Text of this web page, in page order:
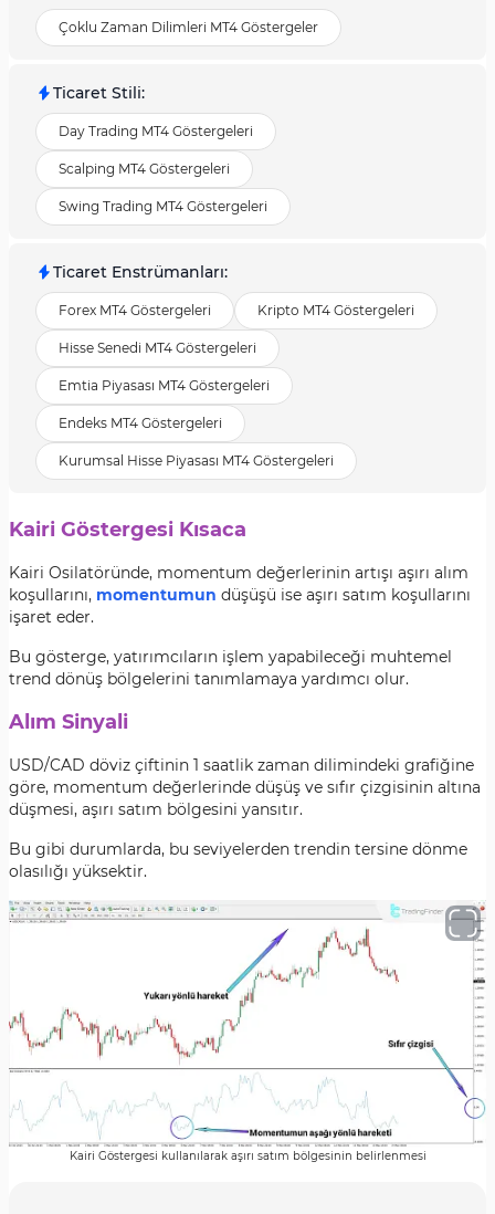
Çoklu Zaman Dilimleri MT4 Göstergeler
Ticaret Stili:
Day Trading MT4 Göstergeleri
Scalping MT4 Göstergeleri
Swing Trading MT4 Göstergeleri
Ticaret Enstrümanları:
Forex MT4 Göstergeleri Kripto MT4 Göstergeleri
Hisse Senedi MT4 Göstergeleri
Emtia Piyasası MT4 Göstergeleri
Endeks MT4 Göstergeleri
Kurumsal Hisse Piyasası MT4 Göstergeleri
Kairi Göstergesi Kısaca
Kairi Osilatöründe, momentum değerlerinin artışı aşırı alım
koşullarını, momentumun düşüşü ise aşırı satım koşullarını
işaret eder.
Bu gösterge, yatırımcıların işlem yapabileceği muhtemel
trend dönüş bölgelerini tanımlamaya yardımcı olur.
Alım Sinyali
USD/CAD döviz çiftinin 1 saatlik zaman dilimindeki grafiğine
göre, momentum değerlerinde düşüş ve sıfır çizgisinin altına
düşmesi, aşırı satım bölgesini yansıtır.
Bu gibi durumlarda, bu seviyelerden trendin tersine dönme
olasılığı yüksektir.
Kairi Göstergesi kullanılarak aşırı satım bölgesinin belirlenmesi